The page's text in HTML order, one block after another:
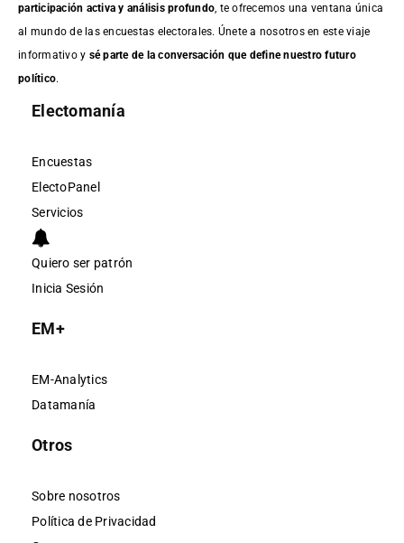
participación activa y análisis profundo , te ofrecemos una ventana única
al mundo de las encuestas electorales. Únete a nosotros en este viaje
informativo y sé parte de la conversación que define nuestro futuro
político.
Electomanía
Encuestas
ElectoPanel
Servicios
Quiero ser patrón
Inicia Sesión
EM+
EM-Analytics
Datamanía
Otros
Sobre nosotros
Política de Privacidad